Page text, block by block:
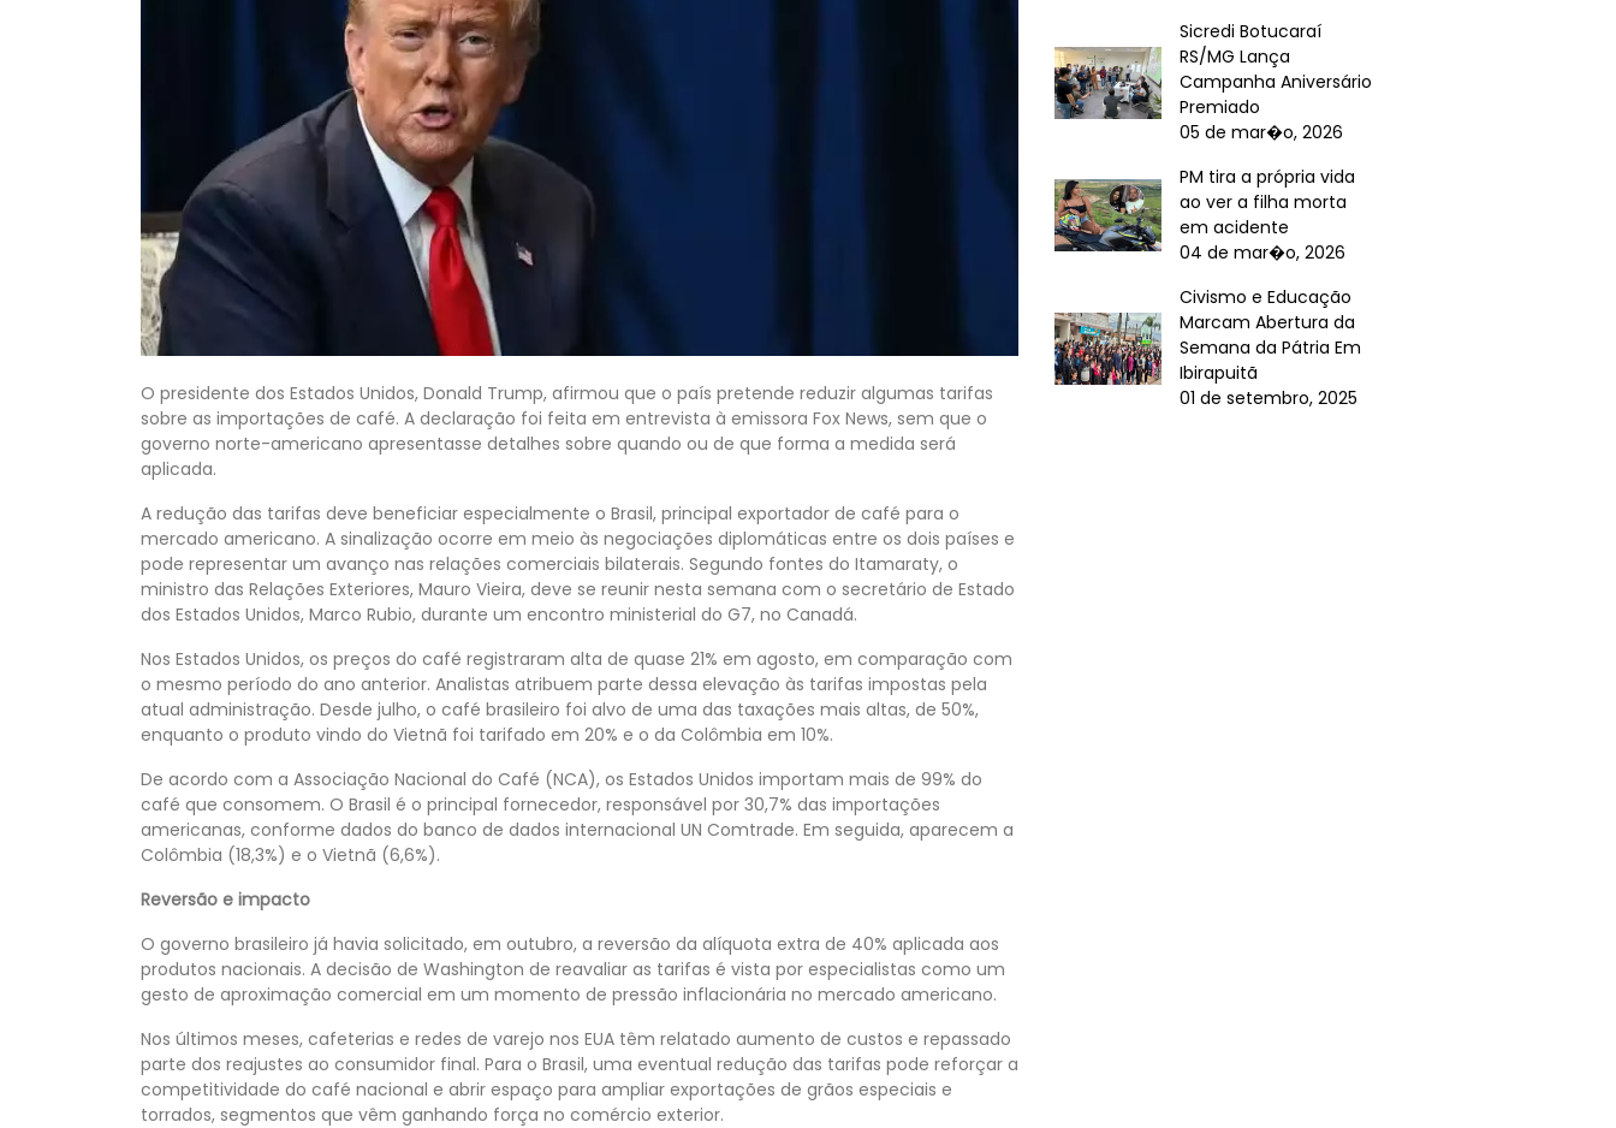
O presidente dos Estados Unidos, Donald Trump, afirmou que o país pretende reduzir algumas tarifas
sobre as importações de café. A declaração foi feita em entrevista à emissora Fox News, sem que o
governo norte-americano apresentasse detalhes sobre quando ou de que forma a medida será
aplicada.
A redução das tarifas deve beneficiar especialmente o Brasil, principal exportador de café para o
mercado americano. A sinalização ocorre em meio às negociações diplomáticas entre os dois países e
pode representar um avanço nas relações comerciais bilaterais. Segundo fontes do Itamaraty, o
ministro das Relações Exteriores, Mauro Vieira, deve se reunir nesta semana com o secretário de Estado
dos Estados Unidos, Marco Rubio, durante um encontro ministerial do G7, no Canadá.
Nos Estados Unidos, os preços do café registraram alta de quase 21% em agosto, em comparação com
o mesmo período do ano anterior. Analistas atribuem parte dessa elevação às tarifas impostas pela
atual administração. Desde julho, o café brasileiro foi alvo de uma das taxações mais altas, de 50%,
enquanto o produto vindo do Vietnã foi tarifado em 20% e o da Colômbia em 10%.
De acordo com a Associação Nacional do Café (NCA), os Estados Unidos importam mais de 99% do
café que consomem. O Brasil é o principal fornecedor, responsável por 30,7% das importações
americanas, conforme dados do banco de dados internacional UN Comtrade. Em seguida, aparecem a
Colômbia (18,3%) e o Vietnã (6,6%).
Reversão e impacto
O governo brasileiro já havia solicitado, em outubro, a reversão da alíquota extra de 40% aplicada aos
produtos nacionais. A decisão de Washington de reavaliar as tarifas é vista por especialistas como um
gesto de aproximação comercial em um momento de pressão inflacionária no mercado americano.
Nos últimos meses, cafeterias e redes de varejo nos EUA têm relatado aumento de custos e repassado
parte dos reajustes ao consumidor final. Para o Brasil, uma eventual redução das tarifas pode reforçar a
competitividade do café nacional e abrir espaço para ampliar exportações de grãos especiais e
torrados, segmentos que vêm ganhando força no comércio exterior.
Sicredi Botucaraí
RS/MG Lança
Campanha Aniversário
Premiado
05 de mar�o, 2026
PM tira a própria vida
ao ver a filha morta
em acidente
04 de mar�o, 2026
Civismo e Educação
Marcam Abertura da
Semana da Pátria Em
Ibirapuitã
01 de setembro, 2025